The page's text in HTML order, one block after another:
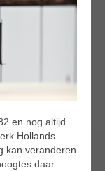
en nog altijd
Hollands
kan veranderen
daar